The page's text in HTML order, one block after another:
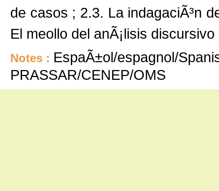
de casos ; 2.3. La indagaciÃ³n
El meollo del anÃ¡lisis
Notes : EspaÃ±ol/espagnol/
PRASSAR/CENEP/OMS